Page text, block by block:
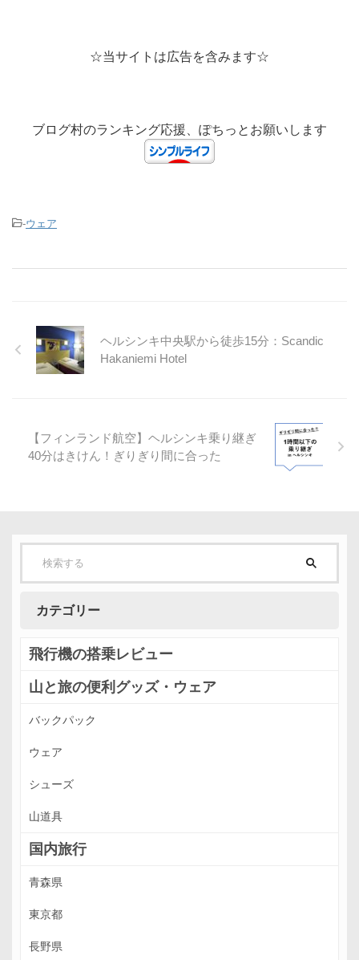
☆当サイトは広告を含みます☆
ブログ村のランキング応援、ぽちっとお願いします
-ウェア
ヘルシンキ中央駅から徒歩15分：Scandic
Hakaniemi Hotel
【フィンランド航空】ヘルシンキ乗り継ぎ
40分はきけん！ぎりぎり間に合った
カテゴリー
飛行機の搭乗レビュー
山と旅の便利グッズ・ウェア
バックパック
ウェア
シューズ
山道具
国内旅行
青森県
東京都
長野県